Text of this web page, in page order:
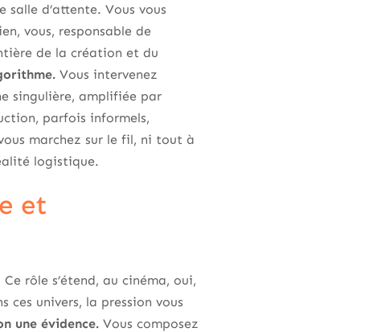
salle d’attente. Vous vous
vous, responsable de
de la création et du
Vous intervenez
singulière, amplifiée par
parfois informels,
marchez sur le fil, ni tout à
logistique.
et
rôle s’étend, au cinéma, oui,
ces univers, la pression vous
une évidence. Vous composez